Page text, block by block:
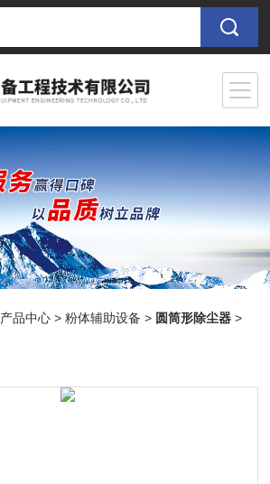
产品中心 >粉体辅助设备 > 圆筒形除尘器 >